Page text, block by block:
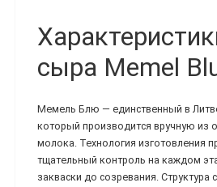
сыра Memel
Мемель Блю — единственный в
который производится вручную из
молока. Технология изготовления
тщательный контроль на каждом
закваски до созревания. Структура